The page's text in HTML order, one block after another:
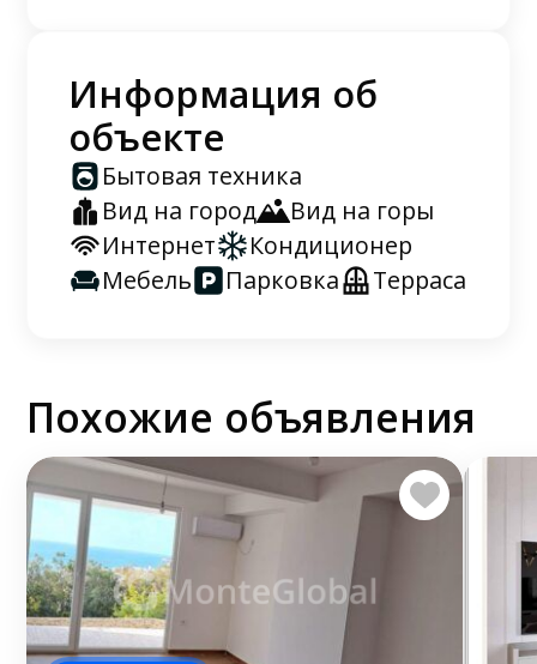
Информация об
объекте
Бытовая техника
Вид на город
Вид на горы
Интернет
Кондиционер
Мебель
Парковка Терраса
Похожие объявления